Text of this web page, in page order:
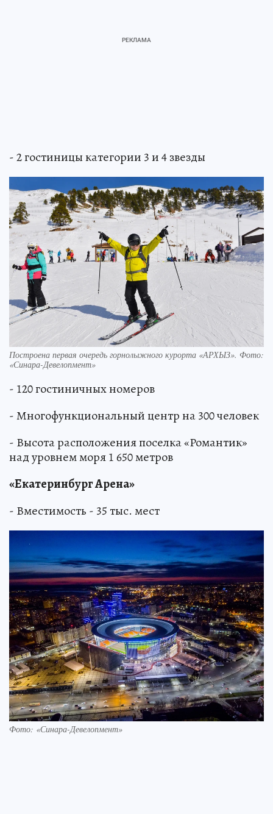
- 2 гостиницы категории 3 и 4 звезды
Построена первая очередь горнолыжного курорта «АРХЫЗ». Фото:
«Синара-­Девелопмент»
- 120 гостиничных номеров
- Многофункциональный центр на 300 человек
- Высота расположения поселка «Романтик»
над уровнем моря 1 650 метров
«Екатеринбург Арена»
- Вместимость - 35 тыс. мест
Фото: «Синара-­Девелопмент»